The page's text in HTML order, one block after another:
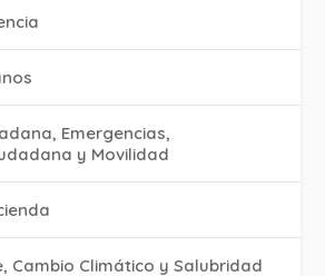
Emergencias,
y Movilidad
Cambio Climático y Salubridad